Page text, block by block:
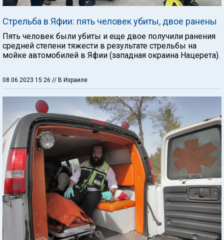
Стрельба в Яфии: пять человек убиты, двое ранены
Пять человек были убиты и еще двое получили ранения
средней степени тяжести в результате стрельбы на
мойке автомобилей в Яфии (западная окраина Нацерета).
08.06.2023 15:26 // В Израиле